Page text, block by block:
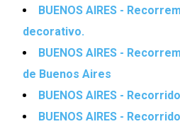
BUENOS AIRES -
decorativo.
BUENOS AIRES -
de Buenos Aires
BUENOS AIRES -
BUENOS AIRES -